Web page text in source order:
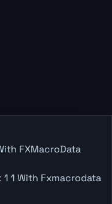
FXMacroData
1 1 With Fxmacrodata